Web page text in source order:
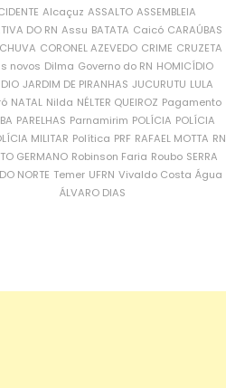
Alcaçuz ASSALTO ASSEMBLEIA
DO RN Assu BATATA Caicó CARAÚBAS
CORONEL AZEVEDO CRIME CRUZETA
novos Dilma Governo do RN HOMICÍDIO
JARDIM DE PIRANHAS JUCURUTU LULA
NATAL Nilda NÉLTER QUEIROZ Pagamento
PARELHAS Parnamirim POLÍCIA POLÍCIA
MILITAR Política PRF RAFAEL MOTTA RN
GERMANO Robinson Faria Roubo SERRA
NORTE Temer UFRN Vivaldo Costa Água
ÁLVARO DIAS